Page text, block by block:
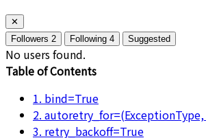
✕
Followers 2 Following 4 Suggested
No users found.
Table of Contents
1. bind=True
2. autoretry_for=(ExceptionType,
3. retry_backoff=True